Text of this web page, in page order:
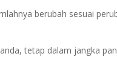
berubah sesuai
tetap dalam jangka